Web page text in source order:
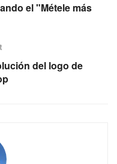
el "Métele más
del logo de